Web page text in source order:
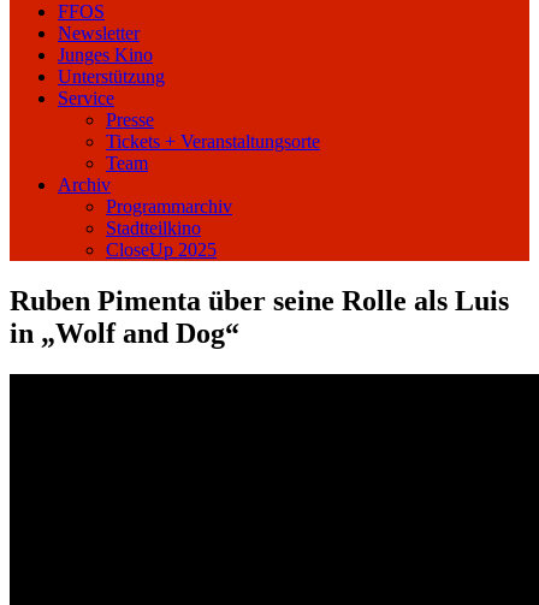
FFOS
Newsletter
Junges Kino
Unterstützung
Service
Presse
Tickets + Veranstaltungsorte
Team
Archiv
Programmarchiv
Stadtteilkino
CloseUp 2025
Ruben Pimenta über seine Rolle als Luis
in „Wolf and Dog“